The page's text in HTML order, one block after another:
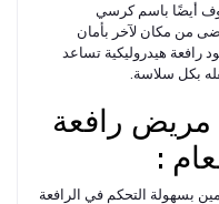
أيضًا باسم كرسي
من مكان لآخر بأمان
رافعة هيدروليكية تساعد
بكل سلاسة.
رافعة
:
بسهولة التحكم في الرافعة